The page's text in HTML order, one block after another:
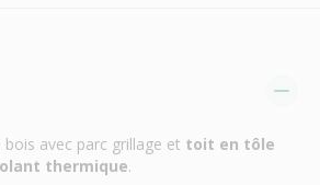
avec parc grillage et toit en tôle
thermique.